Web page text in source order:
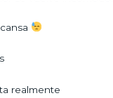
realmente